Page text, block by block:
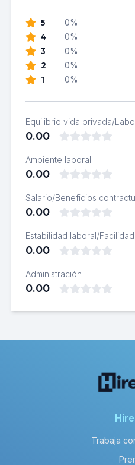
5 0%
4 0%
3 0%
2 0%
1 0%
Equilibrio vida privada/
0.00
Ambiente laboral
0.00
Salario/Beneficios
0.00
Estabilidad laboral/
0.00
Administración
0.00
Trabaja